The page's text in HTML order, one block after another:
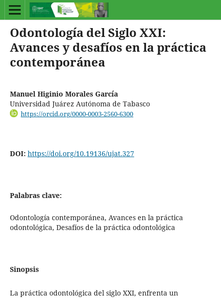
Odontología del Siglo XXI:
Avances y desafíos en la práctica
contemporánea
Manuel Higinio Morales García
Universidad Juárez Autónoma de Tabasco
https://orcid.org/0000-0003-2560-6300
DOI: https://doi.org/10.19136/ujat.327
Palabras clave:
Odontología contemporánea, Avances en la práctica
odontológica, Desafíos de la práctica odontológica
Sinopsis
La práctica odontológica del siglo XXI, enfrenta un